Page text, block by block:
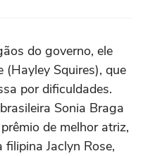
do governo, ele
(Hayley Squires), que
por dificuldades.
Sonia Braga
de melhor atriz,
Jaclyn Rose,